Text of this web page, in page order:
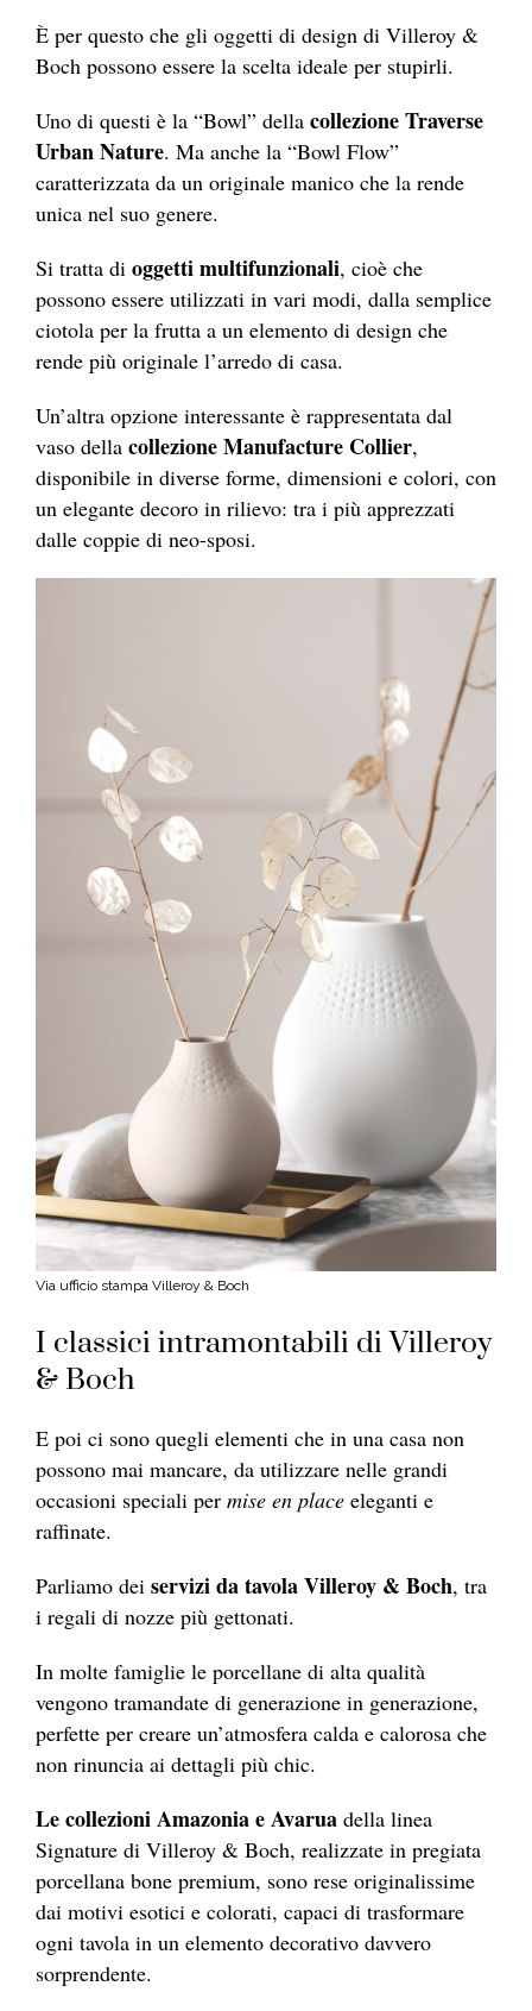
È per questo che gli oggetti di design di Villeroy &
Boch possono essere la scelta ideale per stupirli.
Uno di questi è la “Bowl” della collezione Traverse
Urban Nature. Ma anche la “Bowl Flow”
caratterizzata da un originale manico che la rende
unica nel suo genere.
Si tratta di oggetti multifunzionali, cioè che
possono essere utilizzati in vari modi, dalla semplice
ciotola per la frutta a un elemento di design che
rende più originale l’arredo di casa.
Un’altra opzione interessante è rappresentata dal
vaso della collezione Manufacture Collier,
disponibile in diverse forme, dimensioni e colori, con
un elegante decoro in rilievo: tra i più apprezzati
dalle coppie di neo-sposi.
Via ufficio stampa Villeroy & Boch
I classici intramontabili di Villeroy
& Boch
E poi ci sono quegli elementi che in una casa non
possono mai mancare, da utilizzare nelle grandi
occasioni speciali per mise en place eleganti e
raffinate.
Parliamo dei servizi da tavola Villeroy & Boch, tra
i regali di nozze più gettonati.
In molte famiglie le porcellane di alta qualità
vengono tramandate di generazione in generazione,
perfette per creare un’atmosfera calda e calorosa che
non rinuncia ai dettagli più chic.
Le collezioni Amazonia e Avarua della linea
Signature di Villeroy & Boch, realizzate in pregiata
porcellana bone premium, sono rese originalissime
dai motivi esotici e colorati, capaci di trasformare
ogni tavola in un elemento decorativo davvero
sorprendente.